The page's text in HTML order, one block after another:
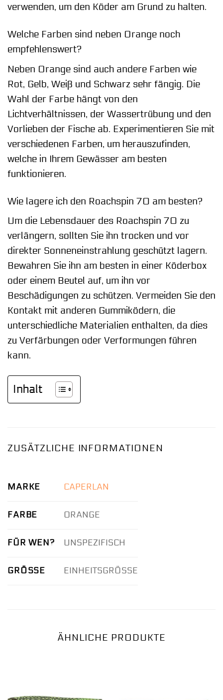
verwenden, um den Köder am Grund zu halten.
Welche Farben sind neben Orange noch
empfehlenswert?
Neben Orange sind auch andere Farben wie
Rot, Gelb, Weiß und Schwarz sehr fängig. Die
Wahl der Farbe hängt von den
Lichtverhältnissen, der Wassertrübung und den
Vorlieben der Fische ab. Experimentieren Sie mit
verschiedenen Farben, um herauszufinden,
welche in Ihrem Gewässer am besten
funktionieren.
Wie lagere ich den Roachspin 70 am besten?
Um die Lebensdauer des Roachspin 70 zu
verlängern, sollten Sie ihn trocken und vor
direkter Sonneneinstrahlung geschützt lagern.
Bewahren Sie ihn am besten in einer Köderbox
oder einem Beutel auf, um ihn vor
Beschädigungen zu schützen. Vermeiden Sie den
Kontakt mit anderen Gummiködern, die
unterschiedliche Materialien enthalten, da dies
zu Verfärbungen oder Verformungen führen
kann.
Inhalt
ZUSÄTZLICHE INFORMATIONEN
MARKE CAPERLAN
FARBE ORANGE
FÜR WEN? UNSPEZIFISCH
GRÖSSE EINHEITSGRÖSSE
ÄHNLICHE PRODUKTE